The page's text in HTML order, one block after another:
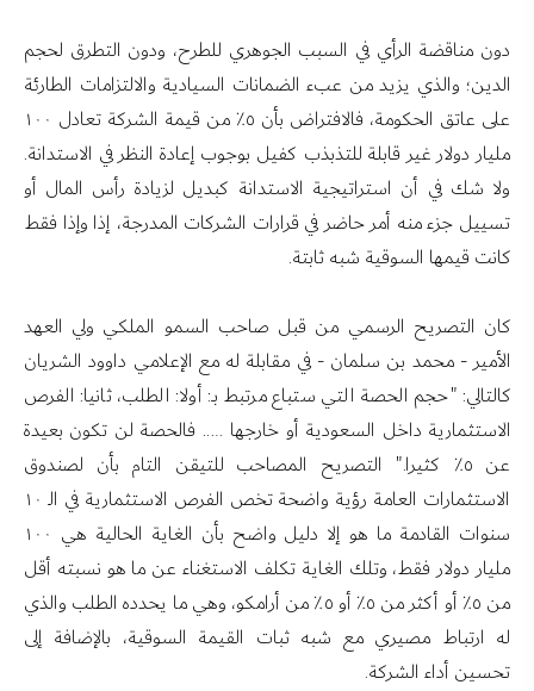
دون مناقضة الرأي في السبب الجوهري للطرح، ودون التطرق لحجم
الدين؛ والذي يزيد من عبء الضمانات السيادية والالتزامات الطارئة
على عاتق الحكومة، فالافتراض بأن ٥٪ من قيمة الشركة تعادل ١٠٠
مليار دولار غير قابلة للتذبذب كفيل بوجوب إعادة النظر في الاستدانة.
ولا شك في أن استراتيجية الاستدانة كبديل لزيادة رأس المال أو
تسييل جزء منه أمر حاضر في قرارات الشركات المدرجة، إذا وإذا فقط
كانت قيمها السوقية شبه ثابتة.
كان التصريح الرسمي من قبل صاحب السمو الملكي ولي العهد
الأمير - محمد بن سلمان - في مقابلة له مع الإعلامي داوود الشريان
كالتالي: "حجم الحصة التي ستباع مرتبط بـ: أولا: الطلب، ثانيا: الفرص
الاستثمارية داخل السعودية أو خارجها ….. فالحصة لن تكون بعيدة
عن ٥٪ كثيرا." التصريح المصاحب للتيقن التام بأن لصندوق
الاستثمارات العامة رؤية واضحة تخص الفرص الاستثمارية في الـ ١٠
سنوات القادمة ما هو إلا دليل واضح بأن الغاية الحالية هي ١٠٠
مليار دولار فقط، وتلك الغاية تكلف الاستغناء عن ما هو نسبته أقل
من ٥٪ أو أكثر من ٥٪ أو ٥٪ من أرامكو، وهي ما يحدده الطلب والذي
له ارتباط مصيري مع شبه ثبات القيمة السوقية، بالإضافة إلى
تحسين أداء الشركة.